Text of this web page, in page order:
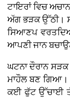
ਟਾਇਰਾਂ ਵਿਚ
ਅੱਗ ਭੜਕ ਉੱਠੀ।
ਸਿਆਣਪ
ਆਪਣੀ ਜਾਨ
ਘਟਨਾ ਦੌਰਾਨ
ਮਾਹੌਲ ਬਣ
ਕਈ ਫੁੱਟ ਉੱਚਾਈ